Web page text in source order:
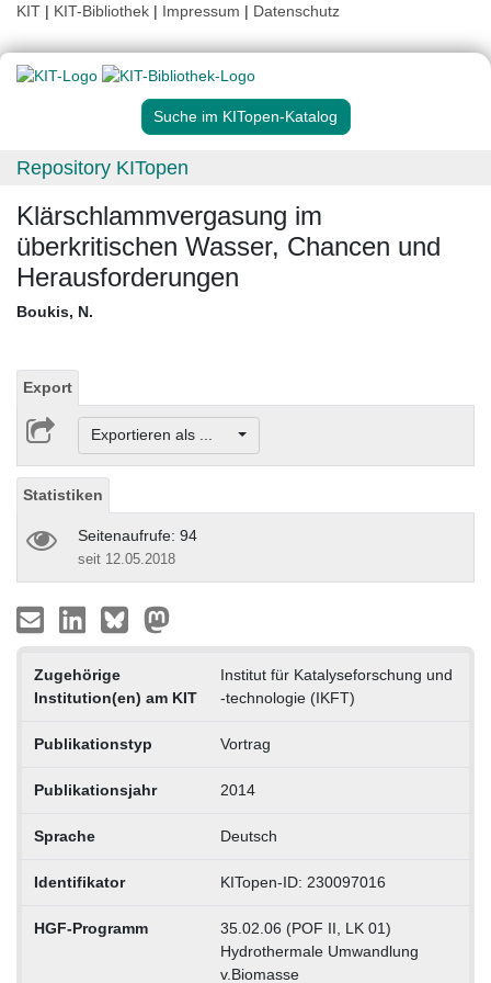
KIT | KIT-Bibliothek | Impressum | Datenschutz
Suche im KITopen-Katalog
Repository KITopen
Klärschlammvergasung im
überkritischen Wasser, Chancen und
Herausforderungen
Boukis, N.
Export
Exportieren als ...
Statistiken
Seitenaufrufe: 94
seit 12.05.2018
Zugehörige
Institution(en) am KIT
Institut für Katalyseforschung und
-technologie (IKFT)
Publikationstyp Vortrag
Publikationsjahr 2014
Sprache Deutsch
Identifikator KITopen-ID: 230097016
HGF-Programm
35.02.06 (POF II, LK 01)
Hydrothermale Umwandlung
v.Biomasse